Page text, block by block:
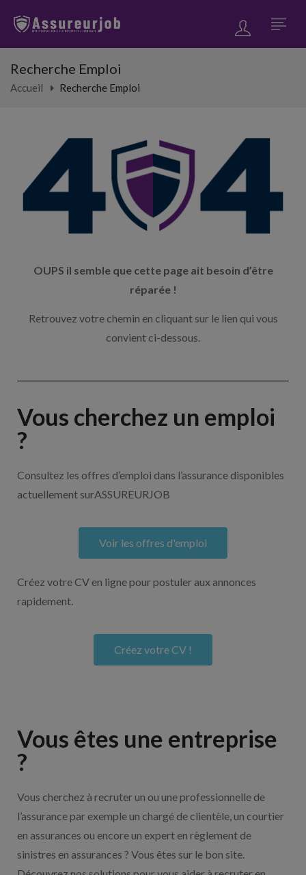
Recherche Emploi
Accueil Recherche Emploi
OUPS il semble que cette page ait besoin d’être
réparée !
Retrouvez votre chemin en cliquant sur le lien qui vous
convient ci-dessous.
Vous cherchez un emploi
?
Consultez les offres d’emploi dans l’assurance disponibles
actuellement surASSUREURJOB
Voir les offres d'emploi
Créez votre CV en ligne pour postuler aux annonces
rapidement.
Créez votre CV !
Vous êtes une entreprise
?
Vous cherchez à recruter un ou une professionnelle de
l’assurance par exemple un chargé de clientèle, un courtier
en assurances ou encore un expert en règlement de
sinistres en assurances ? Vous êtes sur le bon site.